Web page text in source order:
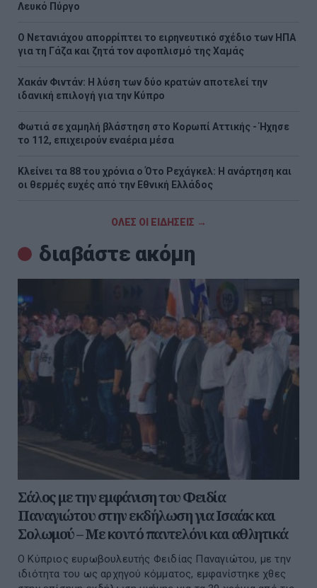
Λευκό Πύργο
Ο Νετανιάχου απορρίπτει το ειρηνευτικό σχέδιο των ΗΠΑ
για τη Γάζα και ζητά τον αφοπλισμό της Χαμάς
Χακάν Φιντάν: Η λύση των δύο κρατών αποτελεί την
ιδανική επιλογή για την Κύπρο
Φωτιά σε χαμηλή βλάστηση στο Κορωπί Αττικής - Ήχησε
το 112, επιχειρούν εναέρια μέσα
Κλείνει τα 88 του χρόνια ο Ότο Ρεχάγκελ: Η ανάρτηση και
οι θερμές ευχές από την Εθνική Ελλάδος
ΟΛΕΣ ΟΙ ΕΙΔΗΣΕΙΣ →
διαβάστε ακόμη
Σάλος με την εμφάνιση του Φειδία
Παναγιώτου στην εκδήλωση για Ισαάκ και
Σολωμού – Με κοντό παντελόνι και αθλητικά
Ο Κύπριος ευρωβουλευτής Φειδίας Παναγιώτου, με την
ιδιότητα του ως αρχηγού κόμματος, εμφανίστηκε χθες